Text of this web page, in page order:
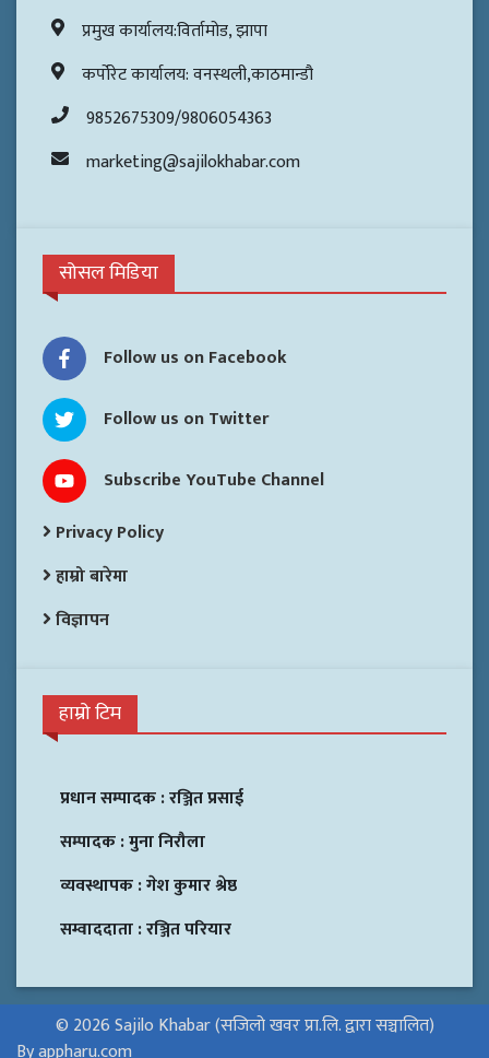
प्रमुख कार्यालय:विर्तामोड, झापा
कर्पोरेट कार्यालय: वनस्थली,काठमान्डौ
9852675309/9806054363
marketing@sajilokhabar.com
सोसल मिडिया
Follow us on Facebook
Follow us on Twitter
Subscribe YouTube Channel
Privacy Policy
हाम्रो बारेमा
विज्ञापन
हाम्रो टिम
प्रधान सम्पादक :रञ्जित प्रसाई
सम्पादक :मुना निरौला
व्यवस्थापक :गेश कुमार श्रेष्ठ
सम्वाददाता :रञ्जित परियार
© 2026 Sajilo Khabar (सजिलो खवर प्रा.लि. द्वारा सञ्चालित)
By appharu.com